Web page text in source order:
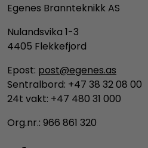
Egenes Brannteknikk AS
Nulandsvika 1-3
4405 Flekkefjord
Epost: post@egenes.as
Sentralbord: +47 38 32 08 00
24t vakt: +47 480 31 000
Org.nr.: 966 861 320